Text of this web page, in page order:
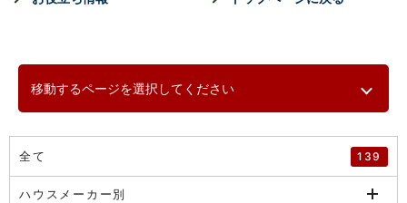
移動するページを選択してください
全て 139
ハウスメーカー別